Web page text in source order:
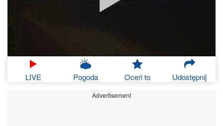
LIVE Pogoda Oceń to Udostępnij
Advertisement